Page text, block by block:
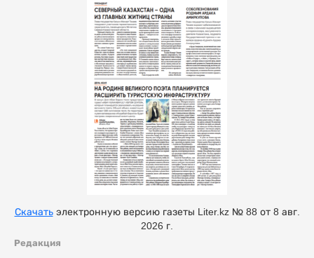
Редакция
Скачатьэлектронную версию газеты Liter.kz № 88 от 8 авг.
2026 г.